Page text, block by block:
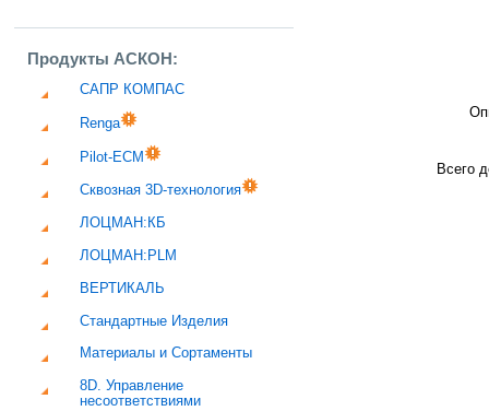
Продукты АСКОН:
САПР КОМПАС
Renga
Pilot-ECM
Сквозная 3D-технология
ЛОЦМАН:КБ
ЛОЦМАН:PLM
ВЕРТИКАЛЬ
Стандартные Изделия
Материалы и Сортаменты
8D. Управление
несоответствиями
Всего